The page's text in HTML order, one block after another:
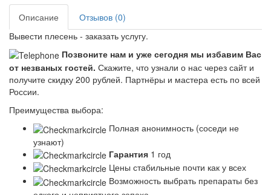
Описание
Отзывов (0)
Вывести плесень - заказать услугу.
Позвоните нам и уже сегодня мы избавим Вас
от незваных гостей. Скажите, что узнали о нас через сайт и
получите скидку 200 рублей. Партнёры и мастера есть по всей
России.
Преимущества выбора:
Полная анонимность (соседи не
узнают)
Гарантия 1 год
Цены стабильные почти как у всех
Возможность выбрать препараты без